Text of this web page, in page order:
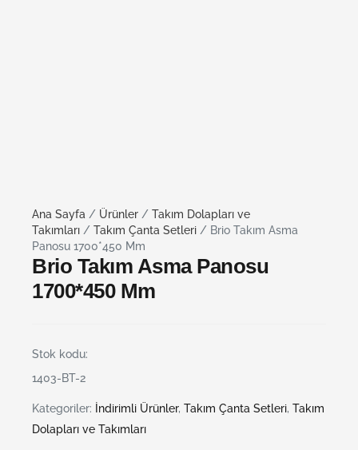
Ana Sayfa / Ürünler / Takım Dolapları ve
Takımları / Takım Çanta Setleri / Brio Takım Asma
Panosu 1700*450 Mm
Brio Takım Asma Panosu
1700*450 Mm
Stok kodu:
1403-BT-2
Kategoriler: İndirimli Ürünler, Takım Çanta Setleri, Takım
Dolapları ve Takımları